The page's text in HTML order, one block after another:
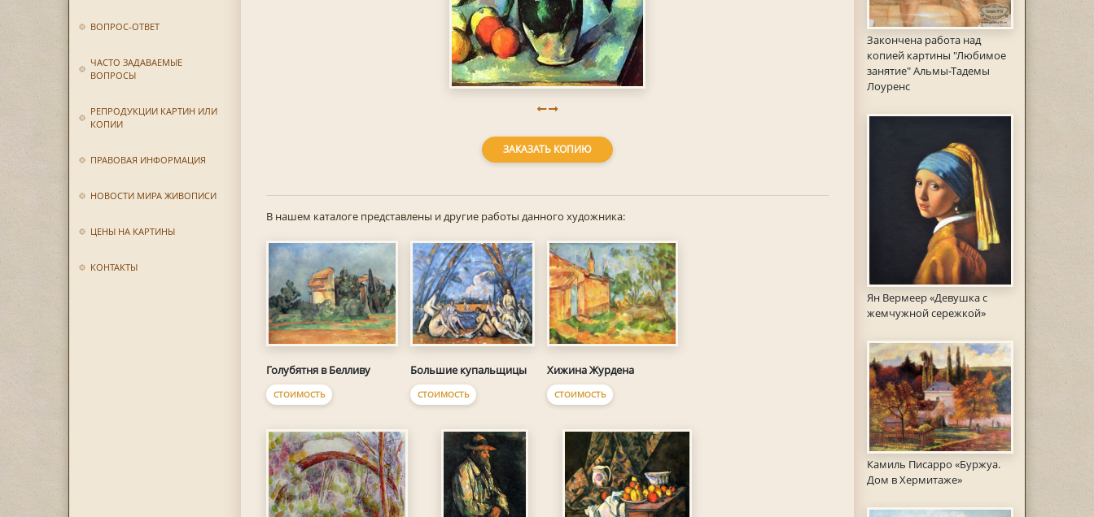
ВОПРОС-ОТВЕТ
ЧАСТО ЗАДАВАЕМЫЕ
ВОПРОСЫ
РЕПРОДУКЦИИ КАРТИН ИЛИ
КОПИИ
ПРАВОВАЯ ИНФОРМАЦИЯ
НОВОСТИ МИРА ЖИВОПИСИ
ЦЕНЫ НА КАРТИНЫ
КОНТАКТЫ
Закончена работа над
копией картины "Любимое
занятие" Альмы-Тадемы
Лоуренс
Ян Вермеер «Девушка с
жемчужной сережкой»
Камиль Писарро «Буржуа.
Дом в Хермитаже»
ЗАКАЗАТЬ КОПИЮ
В нашем каталоге представлены и другие работы данного художника:
Голубятня в Белливу
СТОИМОСТЬ
Большие купальщицы
СТОИМОСТЬ
Хижина Журдена
СТОИМОСТЬ